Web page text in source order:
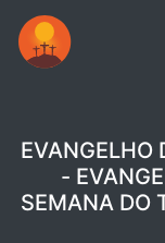
EVANGELHO
-
SEMANA DO